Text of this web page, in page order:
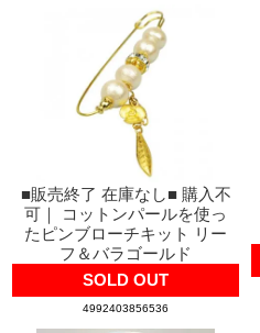
■販売終了 在庫なし■ 購入不
可｜ コットンパールを使っ
たピンブローチキット リー
フ＆バラゴールド
SOLD OUT
4992403856536